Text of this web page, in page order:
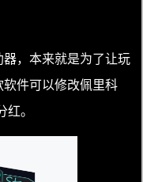
，本来就是为了让玩
件可以修改佩里科
。